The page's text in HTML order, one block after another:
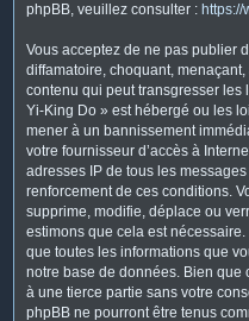
phpBB, veuillez consulter :
Vous acceptez de ne pas publier
diffamatoire, choquant,
contenu qui peut transgresser les
Yi-King Do » est hébergé ou les
mener à un bannissement
votre fournisseur d’accès à
adresses IP de tous les
renforcement de ces conditions.
supprime, modifie, déplace ou
estimons que cela est
que toutes les informations que
notre base de données. Bien que
à une tierce partie sans votre
phpBB ne pourront être tenus